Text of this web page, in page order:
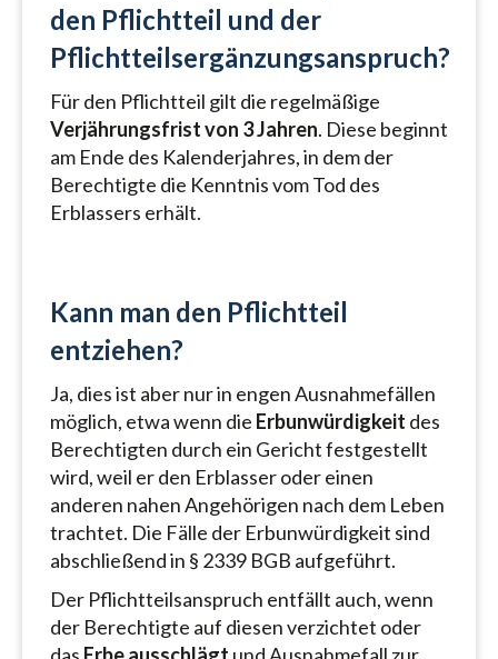
den Pflichtteil und der
Pflichtteilsergänzungsanspruch?
Für den Pflichtteil gilt die regelmäßige
Verjährungsfrist von 3 Jahren. Diese beginnt
am Ende des Kalenderjahres, in dem der
Berechtigte die Kenntnis vom Tod des
Erblassers erhält.
Kann man den Pflichtteil
entziehen?
Ja, dies ist aber nur in engen Ausnahmefällen
möglich, etwa wenn die Erbunwürdigkeit des
Berechtigten durch ein Gericht festgestellt
wird, weil er den Erblasser oder einen
anderen nahen Angehörigen nach dem Leben
trachtet. Die Fälle der Erbunwürdigkeit sind
abschließend in § 2339 BGB aufgeführt.
Der Pflichtteilsanspruch entfällt auch, wenn
der Berechtigte auf diesen verzichtet oder